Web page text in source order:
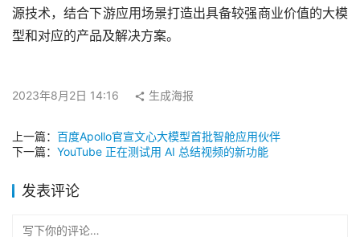
源技术，结合下游应用场景打造出具备较强商业价值的大模
型和对应的产品及解决方案。
2023年8月2日 14:16 生成海报
上一篇： 百度Apollo官宣文心大模型首批智舱应用伙伴
下一篇： YouTube 正在测试用 AI 总结视频的新功能
发表评论